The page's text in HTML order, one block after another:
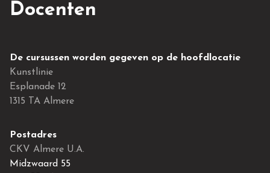
Docenten
De cursussen worden gegeven op de hoofdlocatie
Kunstlinie
Esplanade 12
1315 TA Almere
Postadres
CKV Almere U.A.
Midzwaard 55